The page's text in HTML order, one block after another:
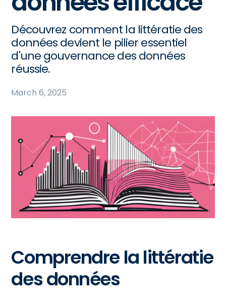
Découvrez comment la littératie des
données devient le pilier essentiel
d'une gouvernance des données
réussie.
March 6, 2025
Comprendre la littératie
des données